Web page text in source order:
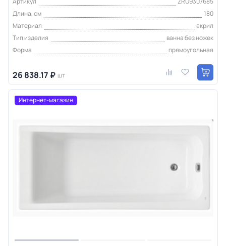
Длина, см
180
Материал
акрил
Тип изделия
ванна без ножек
Форма
прямоугольная
26 838.17 ₽ шт
Интернет-магазин